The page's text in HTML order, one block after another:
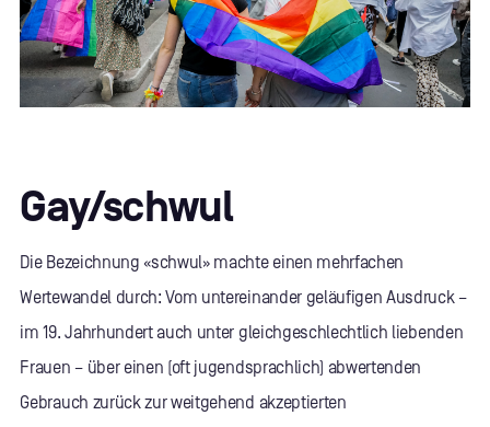
Gay/schwul
Die Bezeichnung «schwul» machte einen mehrfachen
Wertewandel durch: Vom untereinander geläufigen Ausdruck –
im 19. Jahrhundert auch unter gleichgeschlechtlich liebenden
Frauen – über einen (oft jugendsprachlich) abwertenden
Gebrauch zurück zur weitgehend akzeptierten